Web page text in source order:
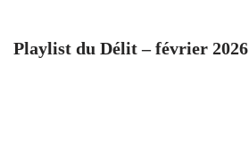
Playlist du Délit – février 2026